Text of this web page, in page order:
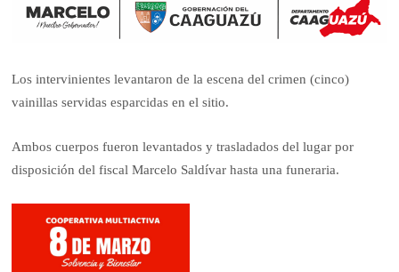
Los intervinientes levantaron de la escena del crimen (cinco)
vainillas servidas esparcidas en el sitio.
Ambos cuerpos fueron levantados y trasladados del lugar por
disposición del fiscal Marcelo Saldívar hasta una funeraria.